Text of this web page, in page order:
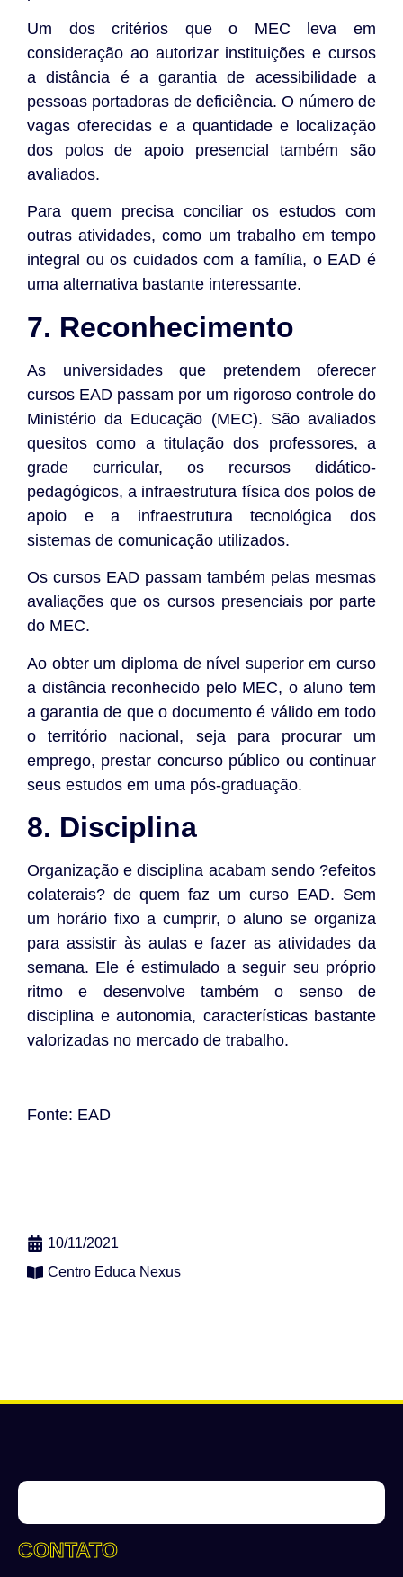
Um dos critérios que o MEC leva em
consideração ao autorizar instituições e cursos
a distância é a garantia de acessibilidade a
pessoas portadoras de deficiência. O número de
vagas oferecidas e a quantidade e localização
dos polos de apoio presencial também são
avaliados.
Para quem precisa conciliar os estudos com
outras atividades, como um trabalho em tempo
integral ou os cuidados com a família, o EAD é
uma alternativa bastante interessante.
7. Reconhecimento
As universidades que pretendem oferecer
cursos EAD passam por um rigoroso controle do
Ministério da Educação (MEC). São avaliados
quesitos como a titulação dos professores, a
grade curricular, os recursos didático-
pedagógicos, a infraestrutura física dos polos de
apoio e a infraestrutura tecnológica dos
sistemas de comunicação utilizados.
Os cursos EAD passam também pelas mesmas
avaliações que os cursos presenciais por parte
do MEC.
Ao obter um diploma de nível superior em curso
a distância reconhecido pelo MEC, o aluno tem
a garantia de que o documento é válido em todo
o território nacional, seja para procurar um
emprego, prestar concurso público ou continuar
seus estudos em uma pós-graduação.
8. Disciplina
Organização e disciplina acabam sendo ?efeitos
colaterais? de quem faz um curso EAD. Sem
um horário fixo a cumprir, o aluno se organiza
para assistir às aulas e fazer as atividades da
semana. Ele é estimulado a seguir seu próprio
ritmo e desenvolve também o senso de
disciplina e autonomia, características bastante
valorizadas no mercado de trabalho.
Fonte: EAD
10/11/2021
Centro Educa Nexus
CONTATO